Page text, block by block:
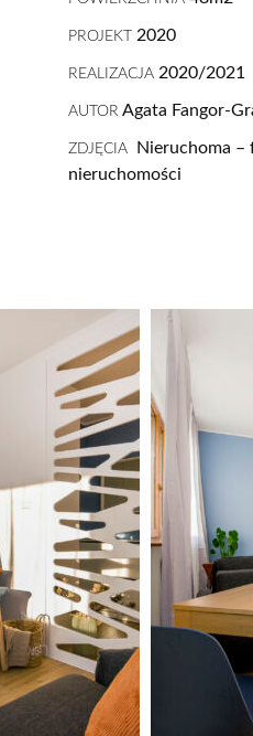
PROJEKT 2020
REALIZACJA 2020/2021
AUTOR Agata Fangor-
ZDJĘCIA Nieruchoma –
nieruchomości